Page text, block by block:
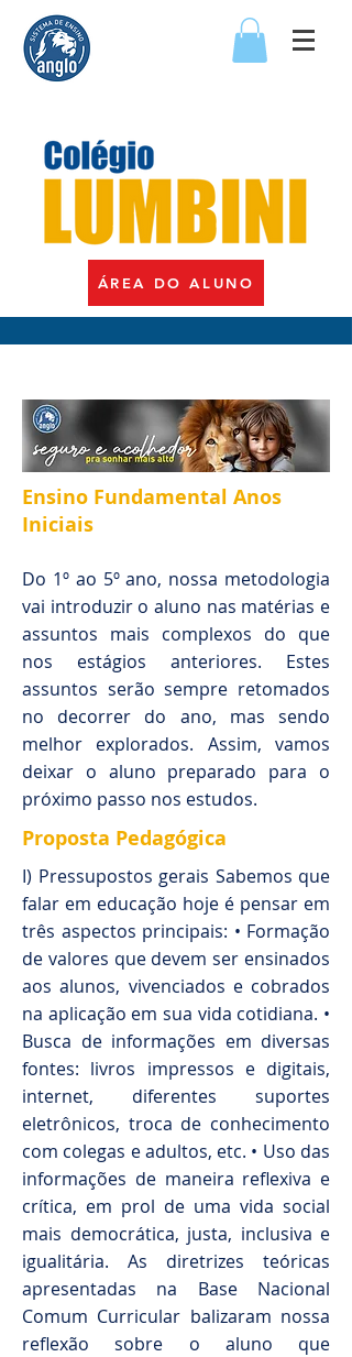
ÁREA DO ALUNO
Ensino Fundamental Anos
Iniciais
Do 1º ao 5º ano, nossa metodologia
vai introduzir o aluno nas matérias e
assuntos mais complexos do que
nos estágios anteriores. Estes
assuntos serão sempre retomados
no decorrer do ano, mas sendo
melhor explorados. Assim, vamos
deixar o aluno preparado para o
próximo passo nos estudos.
Proposta Pedagógica
I) Pressupostos gerais Sabemos que
falar em educação hoje é pensar em
três aspectos principais: • Formação
de valores que devem ser ensinados
aos alunos, vivenciados e cobrados
na aplicação em sua vida cotidiana. •
Busca de informações em diversas
fontes: livros impressos e digitais,
internet, diferentes suportes
eletrônicos, troca de conhecimento
com colegas e adultos, etc. • Uso das
informações de maneira reflexiva e
crítica, em prol de uma vida social
mais democrática, justa, inclusiva e
igualitária. As diretrizes teóricas
apresentadas na Base Nacional
Comum Curricular balizaram nossa
reflexão sobre o aluno que